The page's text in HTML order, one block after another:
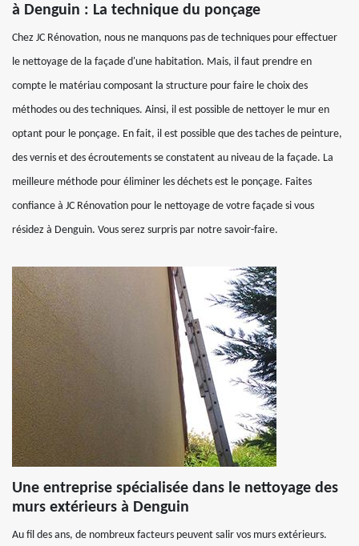
à Denguin : La technique du ponçage
Chez JC Rénovation, nous ne manquons pas de techniques pour effectuer
le nettoyage de la façade d'une habitation. Mais, il faut prendre en
compte le matériau composant la structure pour faire le choix des
méthodes ou des techniques. Ainsi, il est possible de nettoyer le mur en
optant pour le ponçage. En fait, il est possible que des taches de peinture,
des vernis et des écroutements se constatent au niveau de la façade. La
meilleure méthode pour éliminer les déchets est le ponçage. Faites
confiance à JC Rénovation pour le nettoyage de votre façade si vous
résidez à Denguin. Vous serez surpris par notre savoir-faire.
Une entreprise spécialisée dans le nettoyage des
murs extérieurs à Denguin
Au fil des ans, de nombreux facteurs peuvent salir vos murs extérieurs.